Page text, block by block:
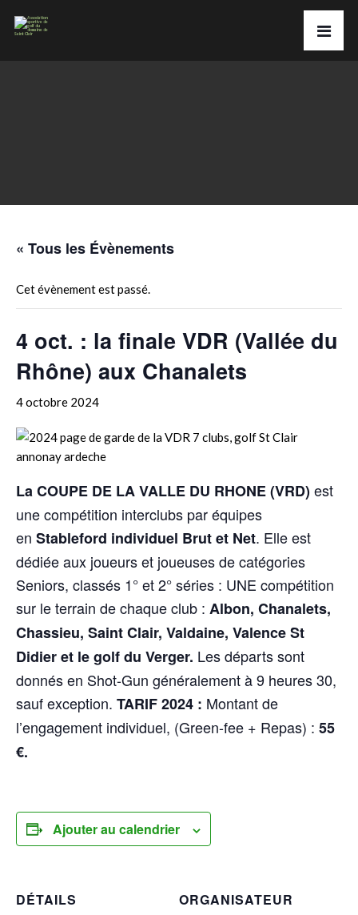
« Tous les Évènements
Cet évènement est passé.
4 oct. : la finale VDR (Vallée du
Rhône) aux Chanalets
4 octobre 2024
La COUPE DE LA VALLE DU RHONE (VRD)est
une compétition interclubs par équipes
en Stableford individuel Brut et Net. Elle est
dédiée aux joueurs et joueuses de catégories
Seniors, classés 1° et 2° séries : UNE compétition
sur le terrain de chaque club : Albon, Chanalets,
Chassieu, Saint Clair, Valdaine, Valence St
Didier et le golf du Verger. Les départs sont
donnés en Shot-Gun généralement à 9 heures 30,
sauf exception. TARIF 2024 : Montant de
l’engagement individuel, (Green-fee + Repas) : 55
€.
Ajouter au calendrier
DÉTAILS
ORGANISATEUR